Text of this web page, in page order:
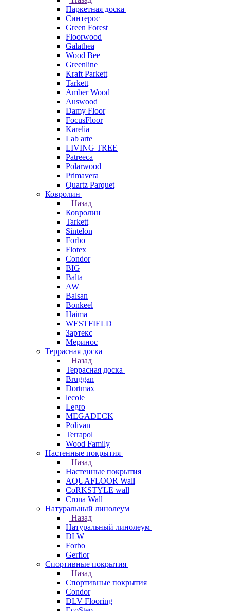
Паркетная доска
Синтерос
Green Forest
Floorwood
Galathea
Wood Bee
Greenline
Kraft Parkett
Tarkett
Amber Wood
Auswood
Damy Floor
FocusFloor
Karelia
Lab arte
LIVING TREE
Patreeca
Polarwood
Primavera
Quartz Parquet
Ковролин
Назад
Ковролин
Tarkett
Sintelon
Forbo
Flotex
Condor
BIG
Balta
AW
Balsan
Bonkeel
Haima
WESTFIELD
Зартекс
Меринос
Террасная доска
Назад
Террасная доска
Bruggan
Dortmax
lecole
Legro
MEGADECK
Polivan
Terrapol
Wood Family
Настенные покрытия
Назад
Настенные покрытия
AQUAFLOOR Wall
CoRKSTYLE wall
Crona Wall
Натуральный линолеум
Назад
Натуральный линолеум
DLW
Forbo
Gerflor
Спортивные покрытия
Назад
Спортивные покрытия
Condor
DLV Flooring